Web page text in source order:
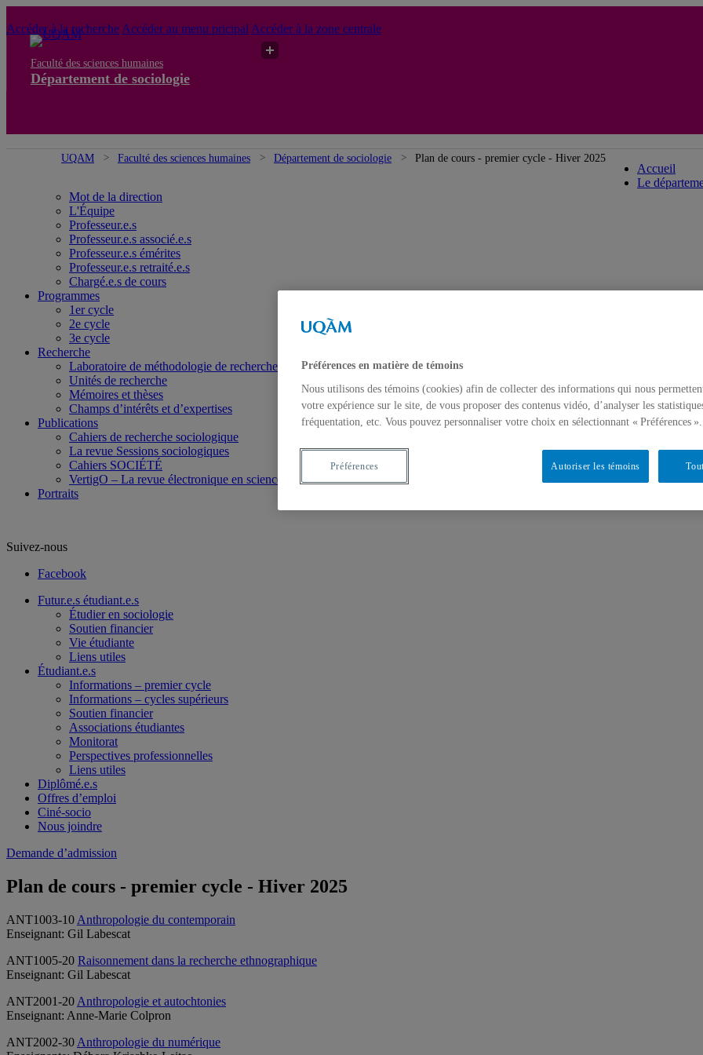
Accéder à la recherche Accéder au menu pricipal Accéder à la zone centrale
Faculté des sciences humaines
Département de sociologie
UQAM Faculté des sciences humaines Département de sociologie Plan de cours - premier cycle - Hiver 2025
Accueil
Le
Mot de la direction
L'Équipe
Professeur.e.s
Professeur.e.s associé.e.s
Professeur.e.s émérites
Professeur.e.s retraité.e.s
Chargé.e.s de cours
Programmes
1er cycle
2e cycle
3e cycle
Recherche
Laboratoire de méthodologie de recherche en Sociologie
Unités de recherche
Mémoires et thèses
Champs d’intérêts et d’expertises
Publications
Cahiers de recherche sociologique
La revue Sessions sociologiques
Cahiers SOCIÉTÉ
VertigO – La revue électronique en sciences de l’environnement
Portraits
Suivez-nous
Facebook
Futur.e.s étudiant.e.s
Étudier en sociologie
Soutien financier
Vie étudiante
Liens utiles
Étudiant.e.s
Informations – premier cycle
Informations – cycles supérieurs
Soutien financier
Associations étudiantes
Monitorat
Perspectives professionnelles
Liens utiles
Diplômé.e.s
Offres d’emploi
Ciné-socio
Nous joindre
Demande d’admission
Plan de cours - premier cycle - Hiver 2025
ANT1003-10 Anthropologie du contemporain
Enseignant: Gil Labescat
ANT1005-20 Raisonnement dans la recherche ethnographique
Enseignant: Gil Labescat
ANT2001-20 Anthropologie et autochtonies
Enseignant: Anne-Marie Colpron
ANT2002-30 Anthropologie du numérique
Préférences en matière de témoins
Nous utilisons des témoins (cookies) afin de collecter des informations qui nous
votre expérience sur le site, de vous proposer des contenus vidéo, d’analyser les
fréquentation, etc. Vous pouvez personnaliser votre choix en sélectionnant « Préférences ».
Autoriser les témoins
Préférences